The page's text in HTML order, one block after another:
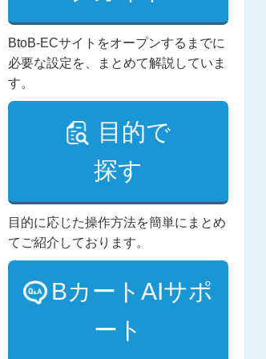
BtoB-ECサイトをオープンするまでに
必要な設定を、まとめて解説していま
す。
目的で
探す
目的に応じた操作方法を簡単にまとめ
てご紹介しております。
BカートAIサポ
ート